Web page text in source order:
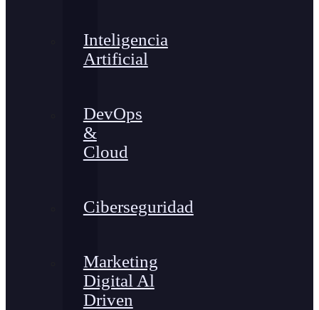
Inteligencia
Artificial
DevOps
&
Cloud
Ciberseguridad
Marketing
Digital Al
Driven